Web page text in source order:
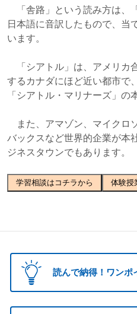
「舎路」という読み方は、
日本語に音訳したもので、当
います。
「シアトル」は、アメリカ
するカナダにほど近い都市で
「シアトル・マリナーズ」の
また、アマゾン、マイクロ
バックスなど世界的企業が本
ジネスタウンでもあります。
学習相談はコチラから 体験授
読んで納得！ワンポ